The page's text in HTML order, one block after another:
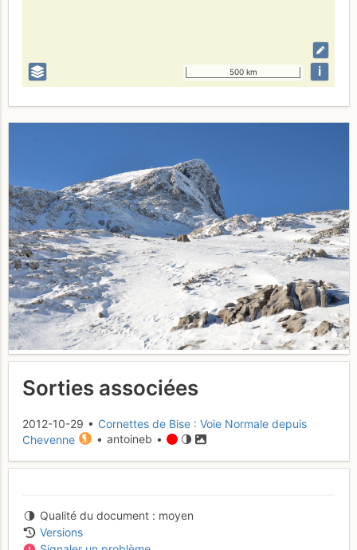
500 km i
Sorties associées
2012-10-29 • Cornettes de Bise : Voie Normale depuis
Chevenne
• antoineb •
Qualité du document
moyen
Versions